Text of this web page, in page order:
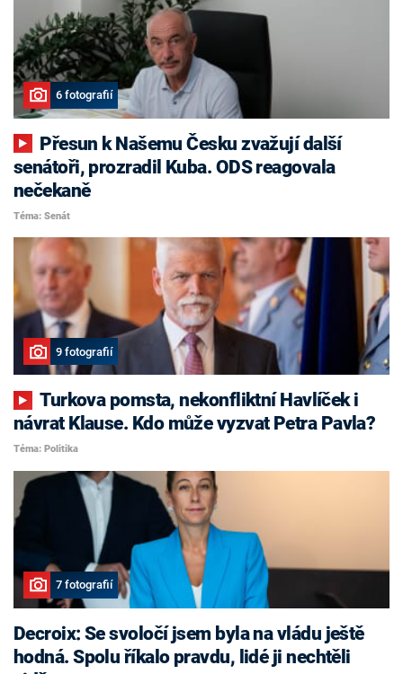
6 fotografií
senátoři, prozradil Kuba. ODS reagovala
nečekaně
Téma: Senát
9 fotografií
Turkova pomsta, nekonfliktní Havlíček i
návrat Klause. Kdo může vyzvat Petra Pavla?
Téma: Politika
7 fotografií
Decroix: Se svoločí jsem byla na vládu ještě
hodná. Spolu říkalo pravdu, lidé ji nechtěli